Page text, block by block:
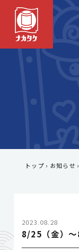
トップ お知らせ
2023.08.28
8/25（金）